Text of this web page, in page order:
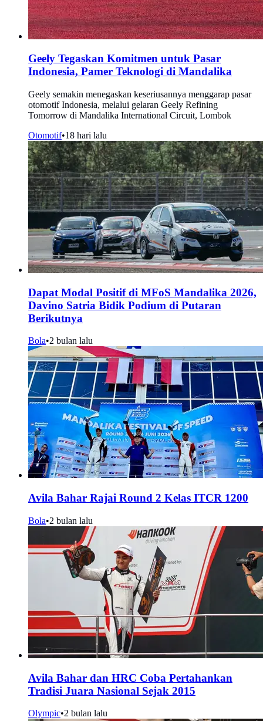
Geely Tegaskan Komitmen untuk Pasar
Indonesia, Pamer Teknologi di Mandalika
Geely semakin menegaskan keseriusannya menggarap pasar
otomotif Indonesia, melalui gelaran Geely Refining
Tomorrow di Mandalika International Circuit, Lombok
Otomotif•18 hari lalu
Dapat Modal Positif di MFoS Mandalika 2026,
Davino Satria Bidik Podium di Putaran
Berikutnya
Bola•2 bulan lalu
Avila Bahar Rajai Round 2 Kelas ITCR 1200
Bola•2 bulan lalu
Avila Bahar dan HRC Coba Pertahankan
Tradisi Juara Nasional Sejak 2015
Olympic•2 bulan lalu